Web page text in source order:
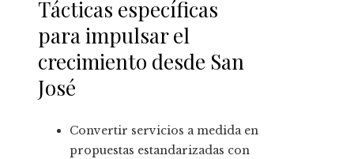
Tácticas específicas
para impulsar el
crecimiento desde San
José
Convertir servicios a medida en
propuestas estandarizadas con